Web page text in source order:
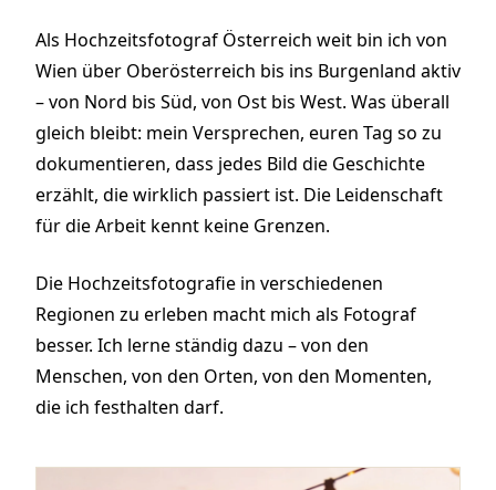
Als Hochzeitsfotograf Österreich weit bin ich von
Wien über Oberösterreich bis ins Burgenland aktiv
– von Nord bis Süd, von Ost bis West. Was überall
gleich bleibt: mein Versprechen, euren Tag so zu
dokumentieren, dass jedes Bild die Geschichte
erzählt, die wirklich passiert ist. Die Leidenschaft
für die Arbeit kennt keine Grenzen.
Die Hochzeitsfotografie in verschiedenen
Regionen zu erleben macht mich als Fotograf
besser. Ich lerne ständig dazu – von den
Menschen, von den Orten, von den Momenten,
die ich festhalten darf.